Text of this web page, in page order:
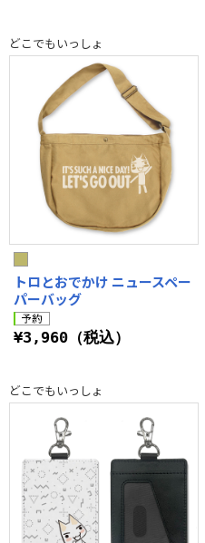
どこでもいっしょ
トロとおでかけ ニュースペー
パーバッグ
¥3,960（税込）
どこでもいっしょ